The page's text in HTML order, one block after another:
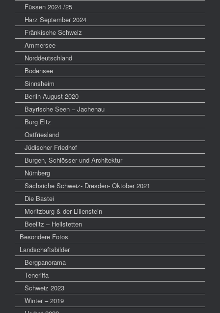
Füssen 2024 /25
Harz September 2024
Fränkische Schweiz
Ammersee
Norddeutschland
Bodensee
Sinnsheim
Berlin August 2020
Bayrische Seen – Jachenau
Burg Eltz
Ostfriesland
Jüdischer Friedhof
Burgen, Schlösser und Architektur
Nürnberg
Sächsiche Schweiz- Dresden- Oktober 2021
Die Bastei
Moritzburg & der Lilienstein
Beelitz – Heilstetten
Besondere Fotos
Landschaftsbilder
Bergpanorama
Teneriffa
Schweiz 2023
Winter – 2019